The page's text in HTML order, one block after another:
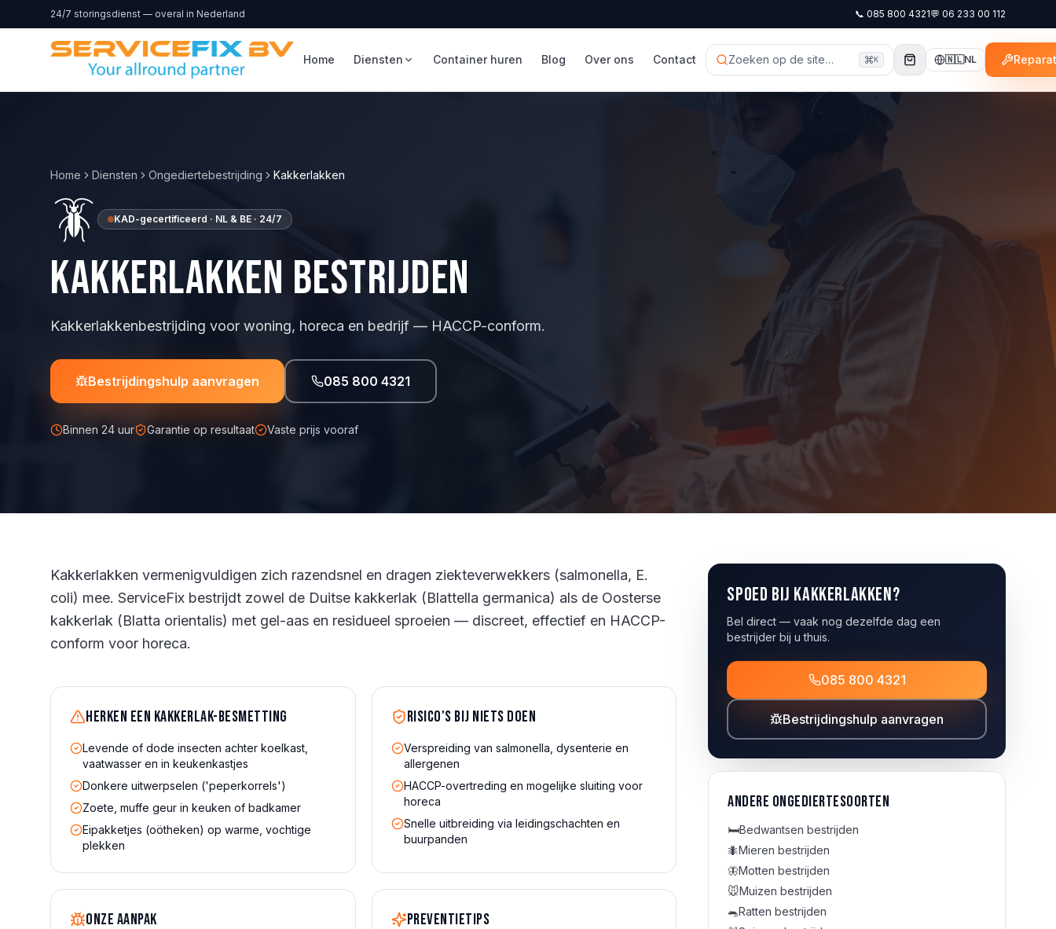
Direct naar inhoud
24/7 storingsdienst — overal in Nederland 📞 085 800 4321💬 06 233 00 112
Home Diensten Container huren Blog Over ons Contact Zoeken op de site… K 🇳🇱NL
Home Diensten Ongediertebestrijding Kakkerlakken
🪳 KAD-gecertificeerd · NL & BE · 24/7
Kakkerlakken bestrijden
Kakkerlakkenbestrijding voor woning, horeca en bedrijf — HACCP-conform.
Bestrijdingshulp aanvragen 085 800 4321
Binnen 24 uur Garantie op resultaat Vaste prijs vooraf
Kakkerlakken vermenigvuldigen zich razendsnel en dragen ziekteverwekkers (salmonella, E.
coli) mee. ServiceFix bestrijdt zowel de Duitse kakkerlak (Blattella germanica) als de Oosterse
kakkerlak (Blatta orientalis) met gel-aas en residueel sproeien — discreet, effectief en HACCP-
conform voor horeca.
Herken een kakkerlak-besmetting
Levende of dode insecten achter koelkast,
vaatwasser en in keukenkastjes
Donkere uitwerpselen ('peperkorrels')
Zoete, muffe geur in keuken of badkamer
Eipakketjes (oötheken) op warme, vochtige
plekken
Risico's bij niets doen
Verspreiding van salmonella, dysenterie en
allergenen
HACCP-overtreding en mogelijke sluiting voor
horeca
Snelle uitbreiding via leidingschachten en
buurpanden
Onze aanpak Preventietips
Spoed bij kakkerlakken?
Bel direct — vaak nog dezelfde dag een
bestrijder bij u thuis.
085 800 4321
Bestrijdingshulp aanvragen
Andere ongediertesoorten
🛏️Bedwantsen bestrijden
🐜Mieren bestrijden
🦋Motten bestrijden
🐭Muizen bestrijden
🐀Ratten bestrijden